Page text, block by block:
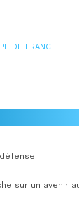
DE FRANCE
sur un avenir